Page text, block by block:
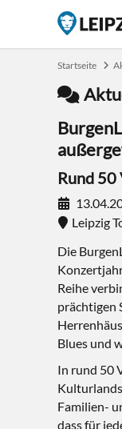
Startseite
Rund 50
Leipzig
Die
Reihe
prächtigen
Blues und
In rund 50
Familien-
dass für